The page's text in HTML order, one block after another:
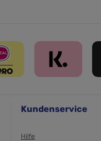
Kundenservice
Hilfe